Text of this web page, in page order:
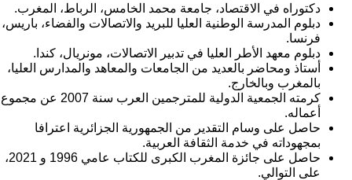
دكتوراه في الاقتصاد، جامعة محمد الخامس، الرباط، المغرب.
دبلوم المدرسة الوطنية العليا للبريد والاتصالات والفضاء، باريس،
فرنسا.
دبلوم معهد الأطر العليا في تدبير الاتصالات، مونريال، كندا.
أستاذ ومحاضر بالعديد من الجامعات والمعاهد والمدارس العليا،
بالمغرب وبالخارج.
كرمته الجمعية الدولية للمترجمين العرب سنة 2007 عن مجموع
أعماله.
حاصل على وسام التقدير من الجمهورية الجزائرية اعترافا
بمجهوداته في خدمة الثقافة العربية.
حاصل على جائزة المغرب الكبرى للكتاب عامي 1996 و 2021،
على التوالي.